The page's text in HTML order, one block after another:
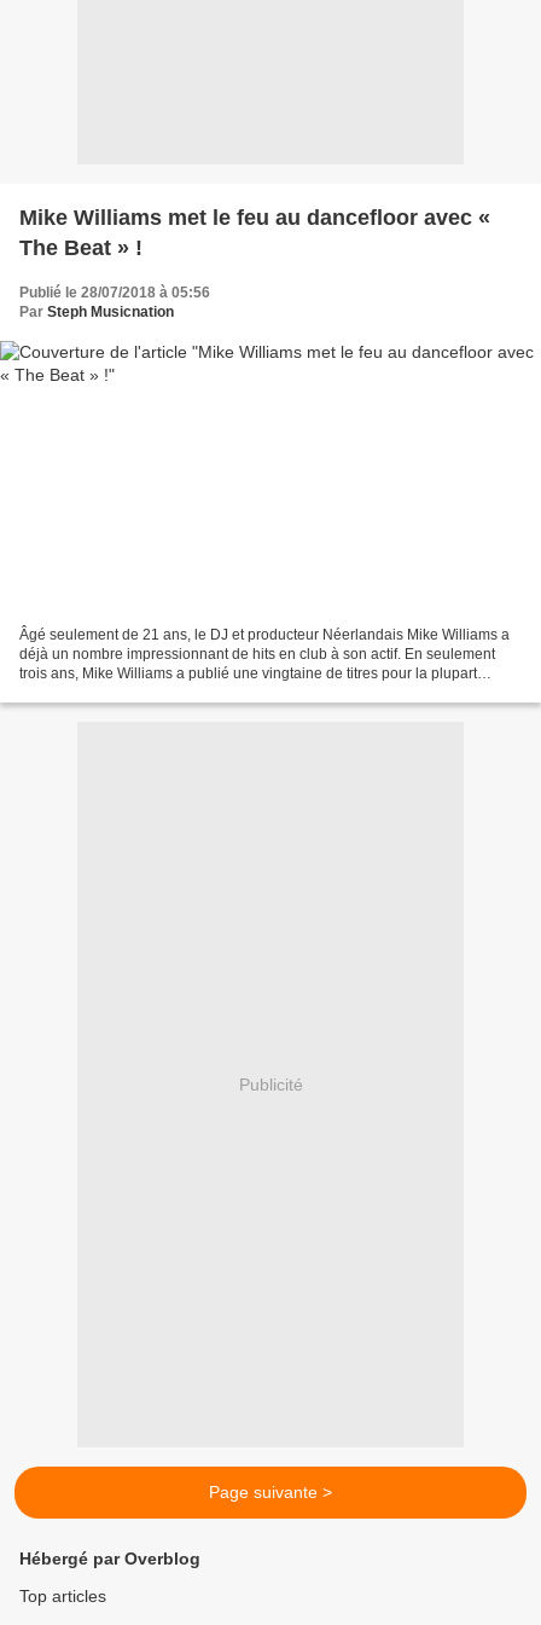
Mike Williams met le feu au dancefloor avec «
The Beat » !
Publié le 28/07/2018 à 05:56
Par Steph Musicnation
Âgé seulement de 21 ans, le DJ et producteur Néerlandais Mike Williams a
déjà un nombre impressionnant de hits en club à son actif. En seulement
trois ans, Mike Williams a publié une vingtaine de titres pour la plupart
Publicité
Page suivante >
Hébergé par Overblog
Top articles